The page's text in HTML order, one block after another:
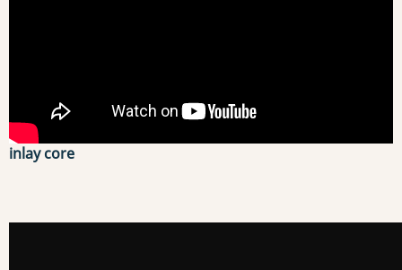
inlay core